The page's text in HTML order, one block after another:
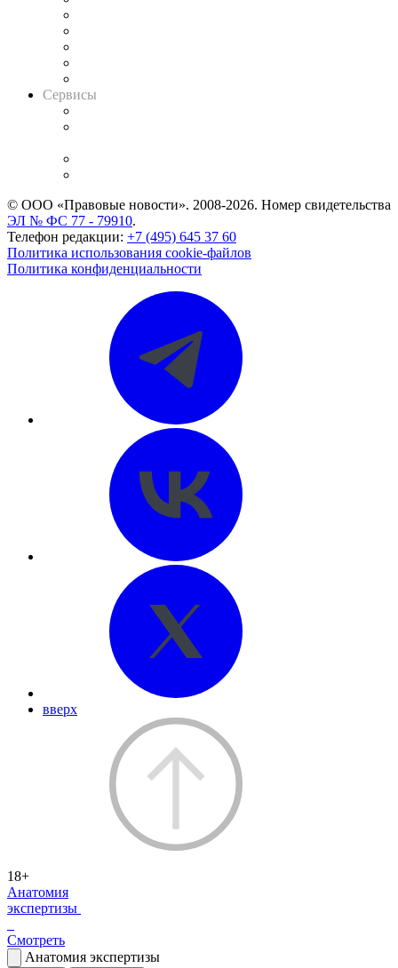
Сервисы
© ООО «Правовые новости». 2008-2026. Номер свидетельства
ЭЛ № ФС 77 - 79910.
Телефон редакции: +7 (495) 645 37 60
Политика использования cookie-файлов
Политика конфиденциальности
вверх
18+
Анатомия
экспертизы
Смотреть
Анатомия экспертизы